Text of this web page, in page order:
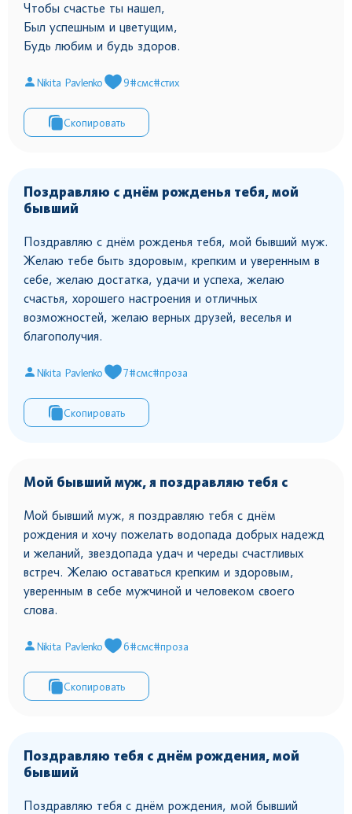
Чтобы счастье ты нашел,
Был успешным и цветущим,
Будь любим и будь здоров.
Nikita Pavlenko 9#смс#стих
Скопировать
Поздравляю с днём рожденья тебя, мой
бывший
Поздравляю с днём рожденья тебя, мой бывший муж.
Желаю тебе быть здоровым, крепким и уверенным в
себе, желаю достатка, удачи и успеха, желаю
счастья, хорошего настроения и отличных
возможностей, желаю верных друзей, веселья и
благополучия.
Nikita Pavlenko 7#смс#проза
Скопировать
Мой бывший муж, я поздравляю тебя с
Мой бывший муж, я поздравляю тебя с днём
рождения и хочу пожелать водопада добрых надежд
и желаний, звездопада удач и череды счастливых
встреч. Желаю оставаться крепким и здоровым,
уверенным в себе мужчиной и человеком своего
слова.
Nikita Pavlenko 6#смс#проза
Скопировать
Поздравляю тебя с днём рождения, мой
бывший
Поздравляю тебя с днём рождения, мой бывший